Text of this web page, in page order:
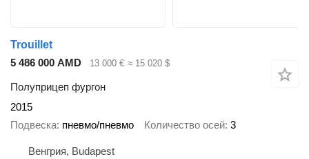
Trouillet
5 486 000 AMD
13 000 € ≈ 15 020 $
Полуприцеп фургон
2015
Подвеска пневмо/пневмо Количество осей 3
Венгрия, Budapest